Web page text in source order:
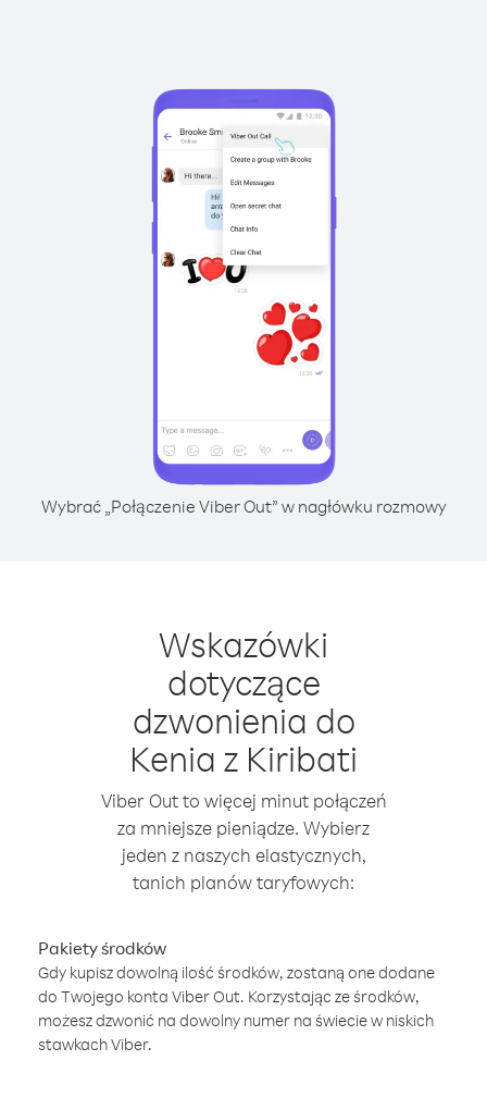
Wybrać „Połączenie Viber Out” w nagłówku rozmowy
Wskazówki
dotyczące
dzwonienia do
Kenia z Kiribati
Viber Out to więcej minut połączeń
za mniejsze pieniądze. Wybierz
jeden z naszych elastycznych,
tanich planów taryfowych:
Pakiety środków
Gdy kupisz dowolną ilość środków, zostaną one dodane
do Twojego konta Viber Out. Korzystając ze środków,
możesz dzwonić na dowolny numer na świecie w niskich
stawkach Viber.